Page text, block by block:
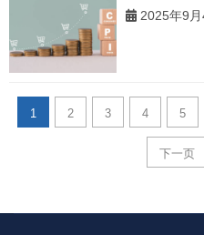
2025年9月
1 2 3 4 5
下一页